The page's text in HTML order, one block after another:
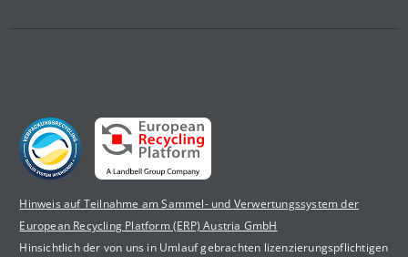
Hinweis auf Teilnahme am Sammel- und Verwertungssystem der
European Recycling Platform (ERP) Austria GmbH
Hinsichtlich der von uns in Umlauf gebrachten lizenzierungspflichtigen